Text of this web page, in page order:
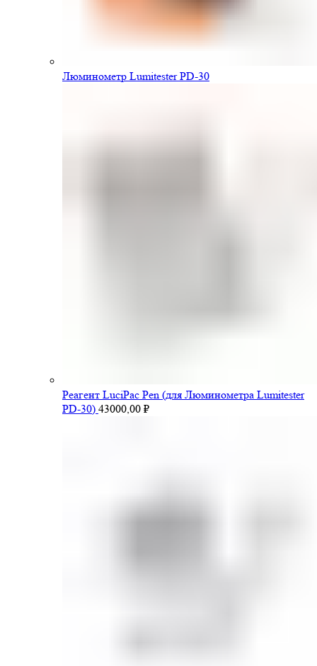
Люминометр Lumitester PD-30
Pеагент LuciPac Pen (для Люминометра Lumitester
PD-30) 43000,00 ₽